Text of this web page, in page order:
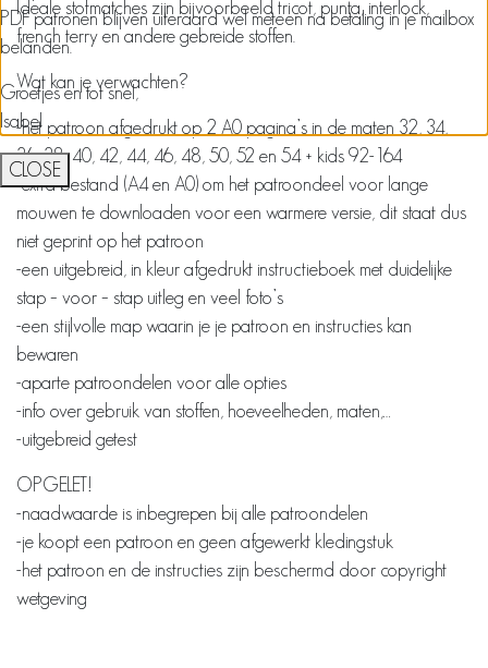
Ideale stofmatches zijn bijvoorbeeld tricot, punta, interlock,
french terry en andere gebreide stoffen.
Wat kan je verwachten?
-het patroon afgedrukt op 2 A0 pagina’s in de maten 32, 34,
36, 38, 40, 42, 44, 46, 48, 50, 52 en 54 + kids 92-164
-extra bestand (A4 en A0) om het patroondeel voor lange
mouwen te downloaden voor een warmere versie, dit staat dus
niet geprint op het patroon
-een uitgebreid, in kleur afgedrukt instructieboek met duidelijke
stap – voor – stap uitleg en veel foto’s
-een stijlvolle map waarin je je patroon en instructies kan
bewaren
-aparte patroondelen voor alle opties
-info over gebruik van stoffen, hoeveelheden, maten,…
-uitgebreid getest
OPGELET!
-naadwaarde is inbegrepen bij alle patroondelen
-je koopt een patroon en geen afgewerkt kledingstuk
-het patroon en de instructies zijn beschermd door copyright
wetgeving
PDF patronen blijven uiteraard wel meteen na betaling in je mailbox
belanden.
Groetjes en tot snel,
Isabel
CLOSE